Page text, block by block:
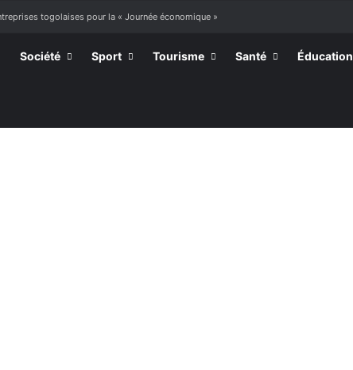
togolaises pour la « Journée économique »
Société Sport Tourisme Santé Éducation